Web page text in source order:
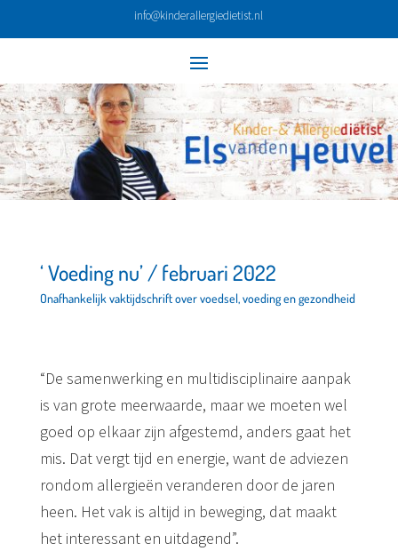
info@kinderallergiedietist.nl
‘ Voeding nu’ / februari 2022
Onafhankelijk vaktijdschrift over voedsel, voeding en gezondheid
“De samenwerking en multidisciplinaire aanpak
is van grote meerwaarde, maar we moeten wel
goed op elkaar zijn afgestemd, anders gaat het
mis. Dat vergt tijd en energie, want de adviezen
rondom allergieën veranderen door de jaren
heen. Het vak is altijd in beweging, dat maakt
het interessant en uitdagend”.